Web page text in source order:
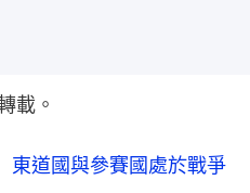
載。
道國與參賽國處於戰爭